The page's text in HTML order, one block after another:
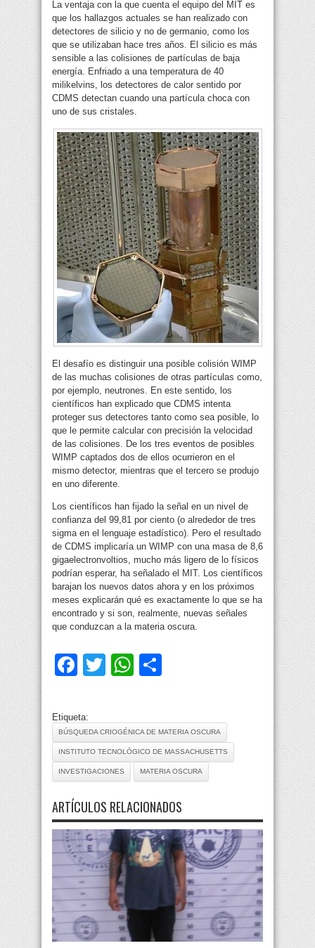
La ventaja con la que cuenta el equipo del MIT es
que los hallazgos actuales se han realizado con
detectores de silicio y no de germanio, como los
que se utilizaban hace tres años. El silicio es más
sensible a las colisiones de partículas de baja
energía. Enfriado a una temperatura de 40
milikelvins, los detectores de calor sentido por
CDMS detectan cuando una partícula choca con
uno de sus cristales.
El desafío es distinguir una posible colisión WIMP
de las muchas colisiones de otras partículas como,
por ejemplo, neutrones. En este sentido, los
científicos han explicado que CDMS intenta
proteger sus detectores tanto como sea posible, lo
que le permite calcular con precisión la velocidad
de las colisiones. De los tres eventos de posibles
WIMP captados dos de ellos ocurrieron en el
mismo detector, mientras que el tercero se produjo
en uno diferente.
Los científicos han fijado la señal en un nivel de
confianza del 99,81 por ciento (o alrededor de tres
sigma en el lenguaje estadístico). Pero el resultado
de CDMS implicaría un WIMP con una masa de 8,6
gigaelectronvoltios, mucho más ligero de lo físicos
podrían esperar, ha señalado el MIT. Los científicos
barajan los nuevos datos ahora y en los próximos
meses explicarán qué es exactamente lo que se ha
encontrado y si son, realmente, nuevas señales
que conduzcan a la materia oscura.
Facebook
TwitterWhatsApp
Etiqueta:
BÚSQUEDA CRIOGÉNICA DE MATERIA OSCURA
INSTITUTO TECNOLÓGICO DE MASSACHUSETTS
INVESTIGACIONES MATERIA OSCURA
ARTÍCULOS RELACIONADOS